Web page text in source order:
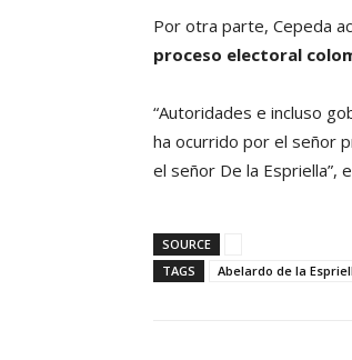
Por otra parte, Cepeda
proceso electoral
“Autoridades e incluso
ha ocurrido por el señor
el señor De la Espriella”,
SOURCE
TAGS
Abelardo de la